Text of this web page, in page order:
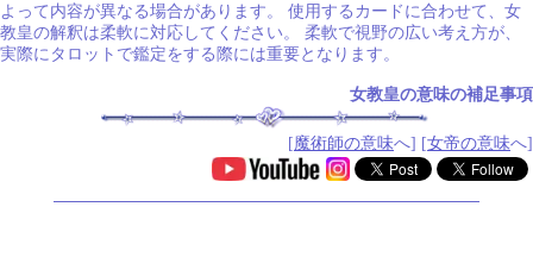
よって内容が異なる場合があります。 使用するカードに合わせて、女
教皇の解釈は柔軟に対応してください。 柔軟で視野の広い考え方が、
実際にタロットで鑑定をする際には重要となります。
女教皇の意味の補足事項
[魔術師の意味へ] [女帝の意味へ]